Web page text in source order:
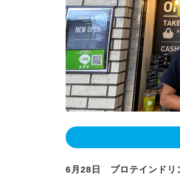
6月28日 プロテインドリ